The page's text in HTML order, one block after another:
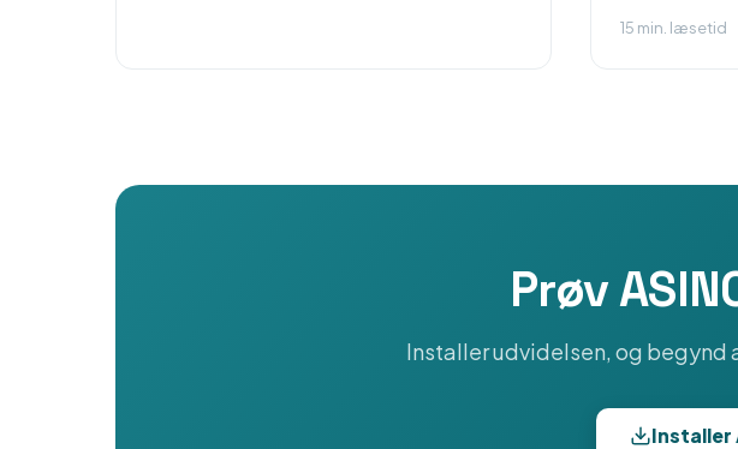
15 min. læsetid
Prøv
Installer udvidelsen, og begynd
Installer